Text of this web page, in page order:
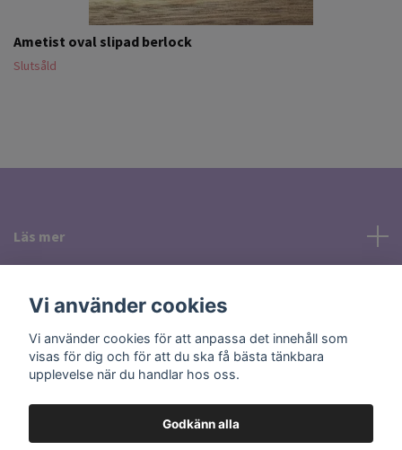
Ametist oval slipad berlock
Slutsåld
Läs mer
© 2026 Holisticcare Smycken & Kristaller i UppsalaPowered by
Vi använder cookies
Vi använder cookies för att anpassa det innehåll som
visas för dig och för att du ska få bästa tänkbara
upplevelse när du handlar hos oss.
Godkänn alla